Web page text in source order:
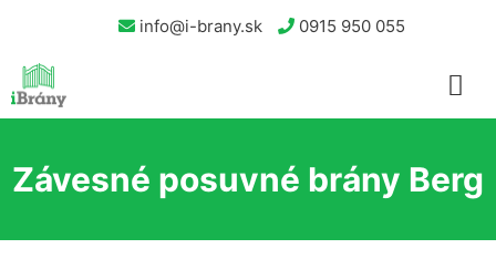
info@i-brany.sk 0915 950 055
Závesné posuvné brány Berg